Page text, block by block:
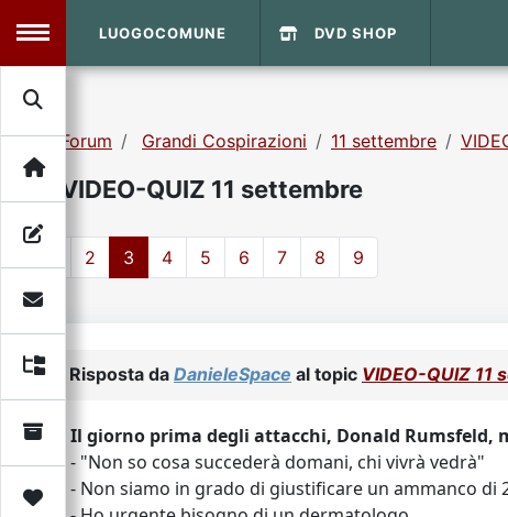
MENU
Search
DVD Shop
Info Sito
Login
Vecchio Sito
Archivio
Video
Forum
Donazione
LUOGOCOMUNE DVD SHOP
Forum Grandi Cospirazioni 11 settembre
VIDEO-QUIZ 11 settembre
2 3 4 5 6 7 8 9
Risposta da DanieleSpace al topic VIDEO-QUIZ 11
Il giorno prima degli attacchi, Donald
- "Non so cosa succederà domani, chi vivrà vedrà"
- Non siamo in grado di giustificare un ammanco di